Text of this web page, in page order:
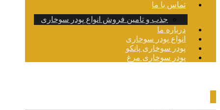
تماس با ما
جذب و تامین فروش انواع پودر سوخاری
درباره ما
انواع پودر سوخاری
پودر سوخاری پانکو
پودر سوخاری مرغ